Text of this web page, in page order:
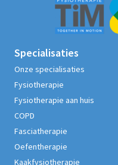
Specialisaties
Onze specialisaties
Fysiotherapie
Fysiotherapie aan huis
COPD
Fasciatherapie
Oefentherapie
Kaakfysiotherapie